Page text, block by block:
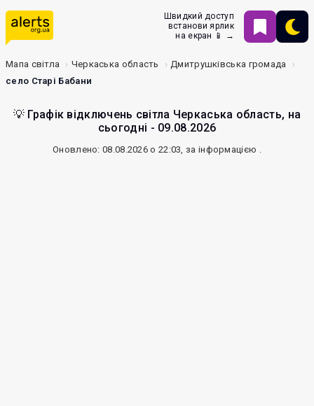
Швидкий доступ
встанови ярлик
на екран 📱 →
Мапа світла Черкаська область
Дмитрушківська громада
село Старі Бабани
💡 Графік відключень світла Черкаська область, на
сьогодні - 09.08.2026
Оновлено: 08.08.2026 о 22:03, за інформацією .